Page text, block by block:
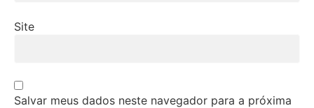
Site
Salvar meus dados neste navegador para a próxima